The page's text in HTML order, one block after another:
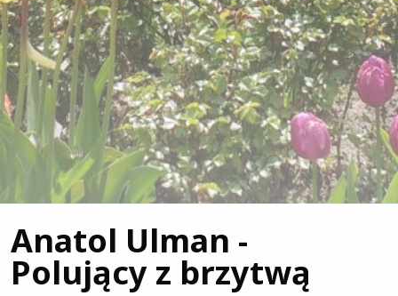
Anatol Ulman -
Polujący z brzytwą